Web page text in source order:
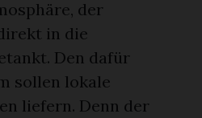
der
in die
Den dafür
sollen lokale
liefern. Denn der